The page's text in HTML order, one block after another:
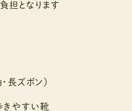
担となります
長ズボン）
きやすい靴